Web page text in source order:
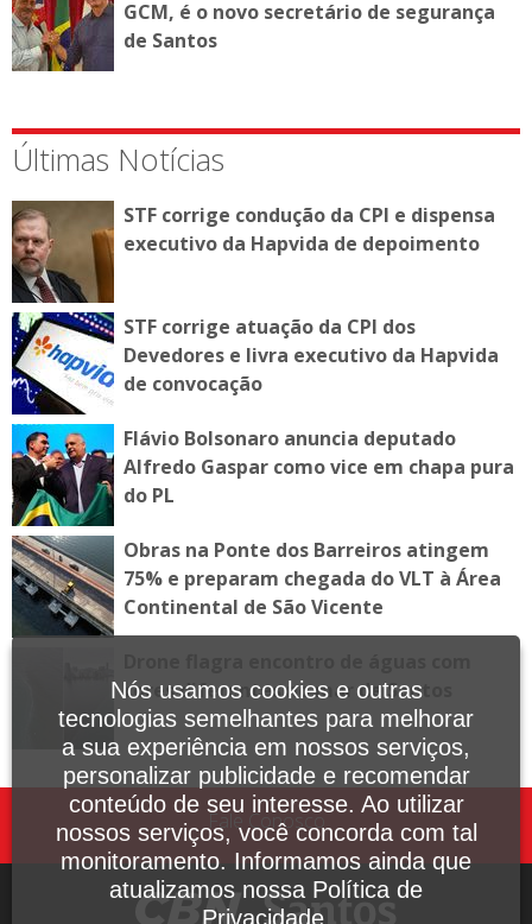
GCM, é o novo secretário de segurança
de Santos
Últimas Notícias
STF corrige condução da CPI e dispensa
executivo da Hapvida de depoimento
STF corrige atuação da CPI dos
Devedores e livra executivo da Hapvida
de convocação
Flávio Bolsonaro anuncia deputado
Alfredo Gaspar como vice em chapa pura
do PL
Obras na Ponte dos Barreiros atingem
75% e preparam chegada do VLT à Área
Continental de São Vicente
cores diferentes no mar de Santos
Fale Conosco
Nós usamos cookies e outras
tecnologias semelhantes para melhorar
a sua experiência em nossos serviços,
personalizar publicidade e recomendar
conteúdo de seu interesse. Ao utilizar
nossos serviços, você concorda com tal
monitoramento. Informamos ainda que
atualizamos nossa Política de
Privacidade.